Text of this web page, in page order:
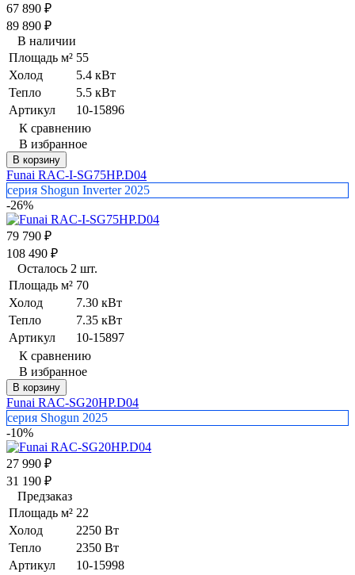
67 890 ₽
89 890 ₽
В наличии
Площадь м² 55
Холод
5.4 кВт
Тепло
5.5 кВт
Артикул
10-15896
К сравнению
В избранное
В корзину
Funai RAC-I-SG75HP.D04
серия Shogun Inverter 2025
-26%
79 790 ₽
108 490 ₽
Осталось 2 шт.
Площадь м² 70
Холод
7.30 кВт
Тепло
7.35 кВт
Артикул
10-15897
К сравнению
В избранное
В корзину
Funai RAC-SG20HP.D04
серия Shogun 2025
-10%
27 990 ₽
31 190 ₽
Предзаказ
Площадь м² 22
Холод
2250 Вт
Тепло
2350 Вт
Артикул
10-15998